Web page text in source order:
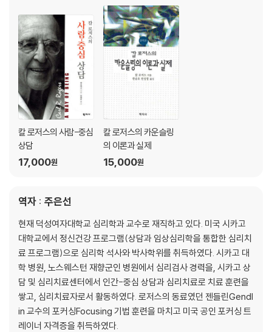
15. 참가자가 경험한 학생-중심 교수법
16. 가족 생활을 위한 내담자-중심 치료의 함의
17. 개인 간, 그리고 집단 간 의사소통의 부재 다루기
18. 대인관계에 대한 일반적인 법칙의 시험적 공식
19. 창조성에 대한 이론 391
제7부 행동과학과 인간
20. 행동과학의 성장하는 힘
출 처
칼 로저스의 사람-중심
상담
17,000원
칼 로저스의 카운슬링
의 이론과 실제
15,000원
역자 : 주은선
현재 덕성여자대학교 심리학과 교수로 재직하고 있다. 미국 시카고
대학교에서 정신건강 프로그램(상담과 임상심리학을 통합한 심리치
료 프로그램)으로 심리학 석사와 박사학위를 취득하였다. 시카고 대
학 병원, 노스웨스턴 재향군인 병원에서 심리검사 경력을, 시카고 상
담 및 심리치료센터에서 인간-중심 상담과 심리치료로 치료 훈련을
쌓고, 심리치료자로서 활동하였다. 로저스의 동료였던 젠들린Gendl
in 교수의 포커싱Focusing 기법 훈련을 마치고 미국 공인 포커싱 트
레이너 자격증을 취득하였다.